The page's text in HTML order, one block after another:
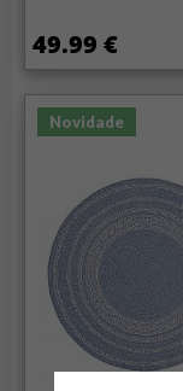
49.99 €
Novidade